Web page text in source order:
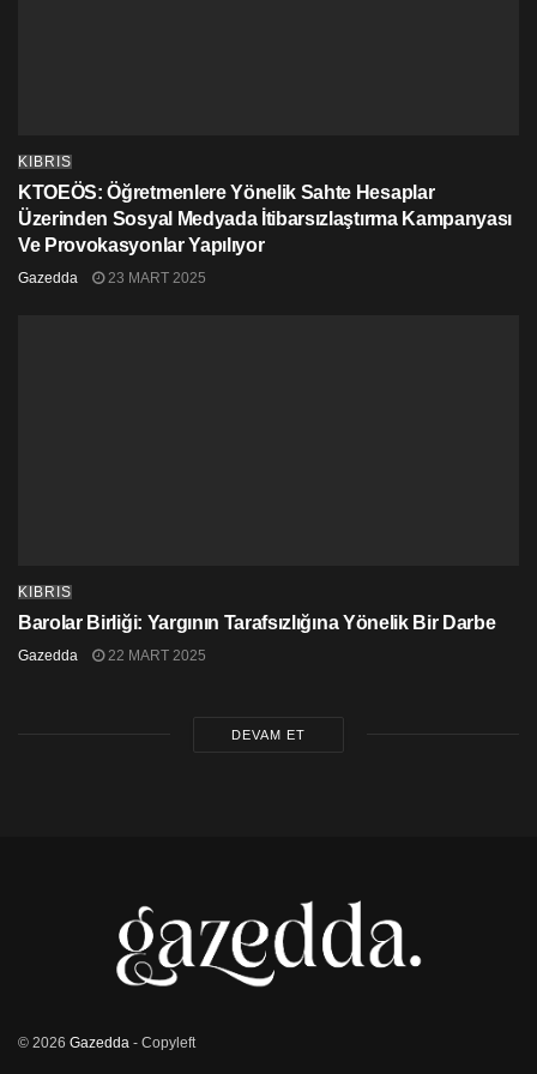
KIBRIS
KTOEÖS: Öğretmenlere Yönelik Sahte Hesaplar
Üzerinden Sosyal Medyada İtibarsızlaştırma Kampanyası
Ve Provokasyonlar Yapılıyor
Gazedda 23 MART 2025
KIBRIS
Barolar Birliği: Yargının Tarafsızlığına Yönelik Bir Darbe
Gazedda 22 MART 2025
DEVAM ET
© 2026 Gazedda - Copyleft